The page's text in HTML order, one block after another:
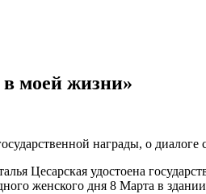
моей жизни»
награды, о
Цесарская удостоена
женского дня 8 Марта в